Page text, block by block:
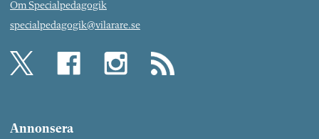
Om Specialpedagogik
specialpedagogik@vilarare.se
Annonsera